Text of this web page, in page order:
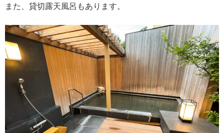
また、貸切露天風呂もあります。